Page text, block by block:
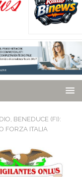
BENEDUCE (FI):
FORZA ITALIA